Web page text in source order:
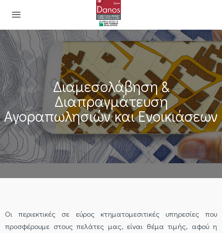
Διαμεσολάβηση &
Διαπραγμάτευση
Αγοραπωλησιών και Ενοικιάσεων
Οι περιεκτικές σε εύρος κτηματομεσιτικές υπηρεσίες που
προσφέρουμε στους πελάτες μας, είναι θέμα τιμής, αφού η